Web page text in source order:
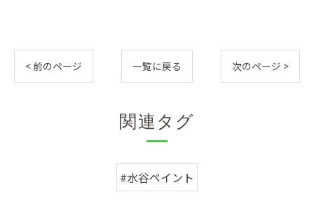
< 前のページ 一覧に戻る 次のページ >
関連タグ
#水谷ペイント